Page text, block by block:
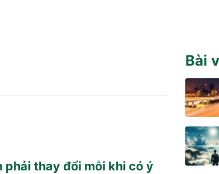
phải thay đổi mỗi khi có ý
Bài